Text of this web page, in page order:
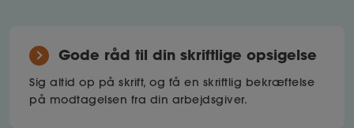
Gode råd til din skriftlige opsigelse
Sig altid op på skrift, og få en skriftlig bekræftelse
på modtagelsen fra din arbejdsgiver.